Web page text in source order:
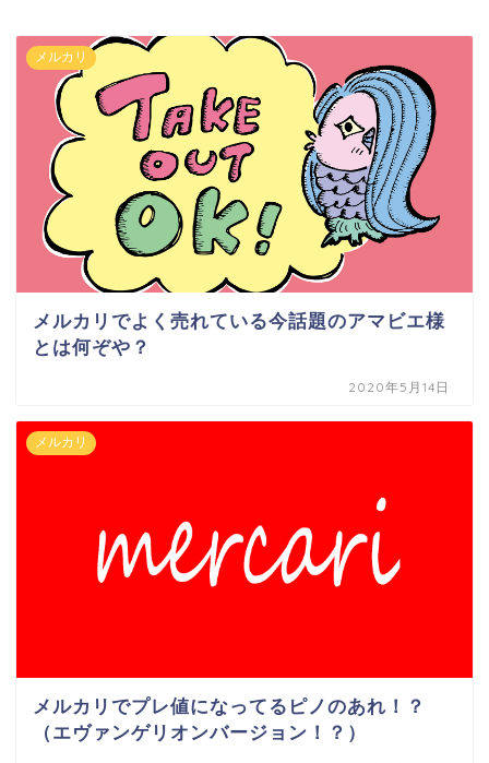
メルカリ
メルカリでよく売れている今話題のアマビエ様
とは何ぞや？
2020年5月14日
メルカリ
メルカリでプレ値になってるピノのあれ！？
（エヴァンゲリオンバージョン！？）